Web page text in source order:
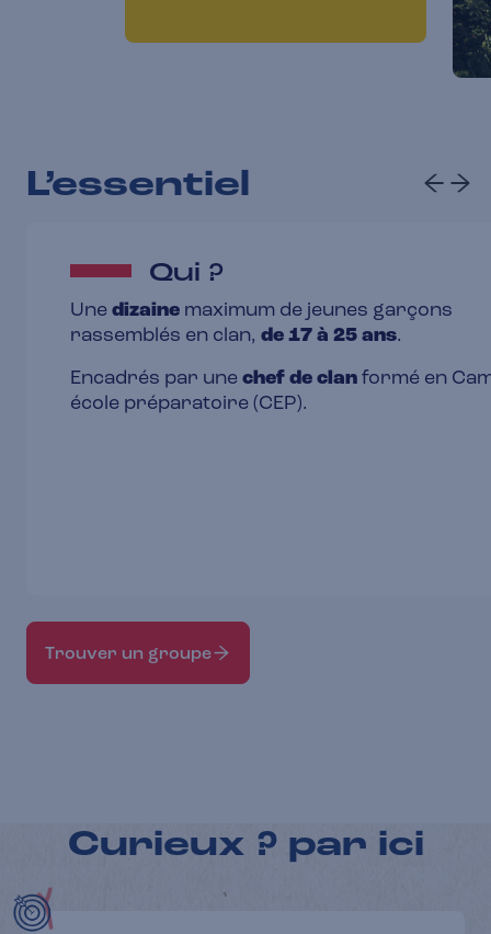
L’essentiel
Qui ?
Unedizaine maximum de jeunes garçons
rassemblés en clan, de 17 à 25 ans.
Encadrés par unechef de clanformé en
école préparatoire (CEP).
Trouver un groupe
Curieux ? par ici